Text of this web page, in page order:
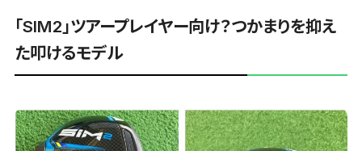
「SIM2」ツアープレイヤー向け？つかまりを抑え
た叩けるモデル